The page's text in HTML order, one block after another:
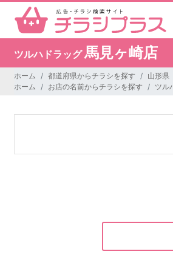
ツルハドラッグ馬見ヶ崎店
ホーム 都道府県からチラシを探す 山形県
ホーム
お店の名前からチラシを探す ツル